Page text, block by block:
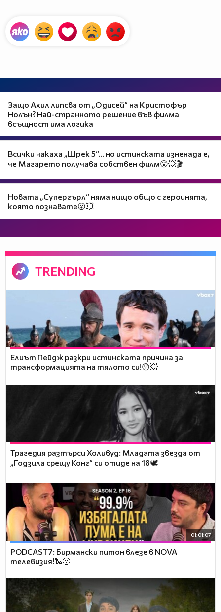
Защо Ахил липсва от „Одисей“ на Кристофър
Нолън? Най-странното решение във филма
всъщност има логика
Всички чакаха „Шрек 5“… но истинската изненада е,
че Магарето получава собствен филм😮💥🎬
Новата „Супергърл“ няма нищо общо с героинята,
която познавате😮💥
TRENDING
Елиът Пейдж разкри истинската причина за
трансформацията на тялото си!😯💥
Трагедия разтърси Холивуд: Младата звезда от
„Годзила срещу Конг“ си отиде на 18🕊️
01:01:07
PODCAST7: Бирмански питон влезе в NOVA
телевизия!🐍😮